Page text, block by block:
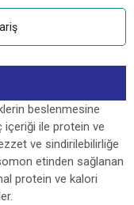
beslenmesine
ile protein ve
ve sindirilebilirliğe
etinden sağlanan
protein ve kalori